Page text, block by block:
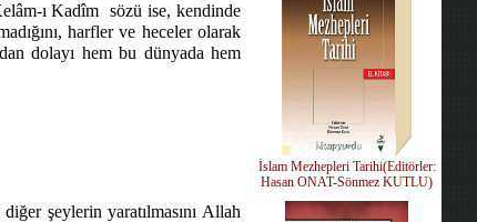
ı Kadîm
sözü ise, kendinde
harfler ve heceler olarak
dolayı hem bu dünyada hem
şeylerin yaratılmasını Allah
İslam Mezhepleri Tarihi(Editörler:
Hasan ONAT-Sönmez KUTLU)